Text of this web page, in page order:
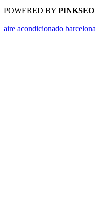
POWERED BY PINKSEO
aire acondicionado barcelona